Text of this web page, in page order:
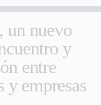
un nuevo
y
entre
y empresas